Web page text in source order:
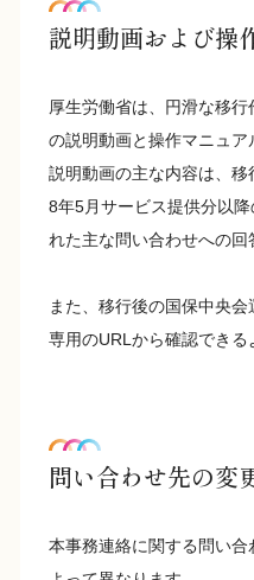
説明動画および操
厚生労働省は、円滑な移
の説明動画と操作マニュア
説明動画の主な内容は、
8年5月サービス提供分以
れた主な問い合わせへの回
また、移行後の国保中央会
専用のURLから確認できる
問い合わせ先の変
本事務連絡に関する問い